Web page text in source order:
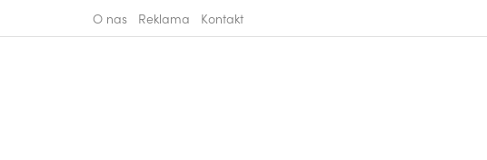
O nas Reklama Kontakt